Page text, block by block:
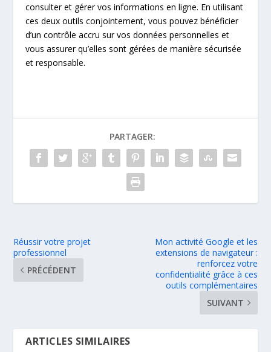
consulter et gérer vos informations en ligne. En utilisant
ces deux outils conjointement, vous pouvez bénéficier
d’un contrôle accru sur vos données personnelles et
vous assurer qu’elles sont gérées de manière sécurisée
et responsable.
PARTAGER:
Réussir votre projet
professionnel
PRÉCÉDENT
Mon activité Google et les
extensions de navigateur :
renforcez votre
confidentialité grâce à ces
outils complémentaires
SUIVANT
ARTICLES SIMILAIRES